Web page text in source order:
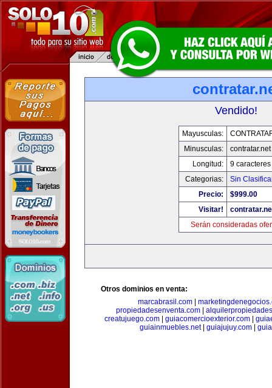
Vendido!
Mayusculas:
Minusculas:
contratar.net
Longitud:
9 caracteres
Categorias:
Sin
Precio:
$999.00
Visitar!
Serán consideradas
Otros dominios en venta:
marcabrasil.com
propiedadesenventa.com
creatujuego.com| guiacomercioexterior.com|
guiainmuebles.net| guiajujuy.com|